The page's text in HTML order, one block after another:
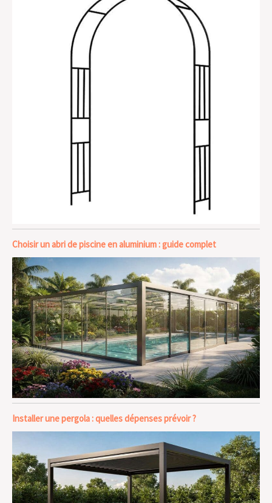
Choisir un abri de piscine en aluminium : guide complet
Installer une pergola : quelles dépenses prévoir ?